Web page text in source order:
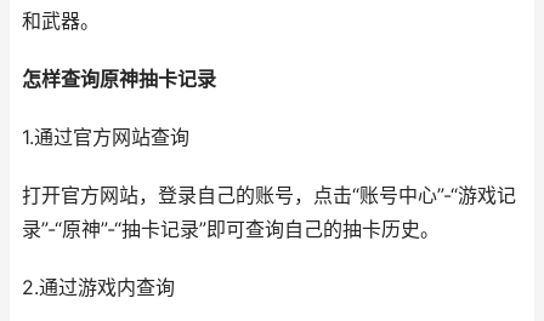
和武器。
怎样查询原神抽卡记录
1.通过官方网站查询
打开官方网站，登录自己的账号，点击“账号中心”-“游戏记
录”-“原神”-“抽卡记录”即可查询自己的抽卡历史。
2.通过游戏内查询